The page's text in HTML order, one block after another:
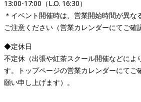
13:00-17:00（L.O. 16:30）
＊イベント開催時は、営業開始時間が異な
ご注意ください（営業カレンダーにてご確
◆定休日
不定休（出張や紅茶スクール開催などによ
す。トップページの営業カレンダーにてご
願い申し上げます）。